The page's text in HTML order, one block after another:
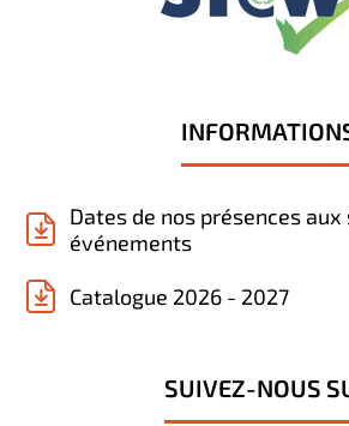
Dates de nos présences aux
événements
Catalogue 2026 - 2027
SUIVEZ-NOUS